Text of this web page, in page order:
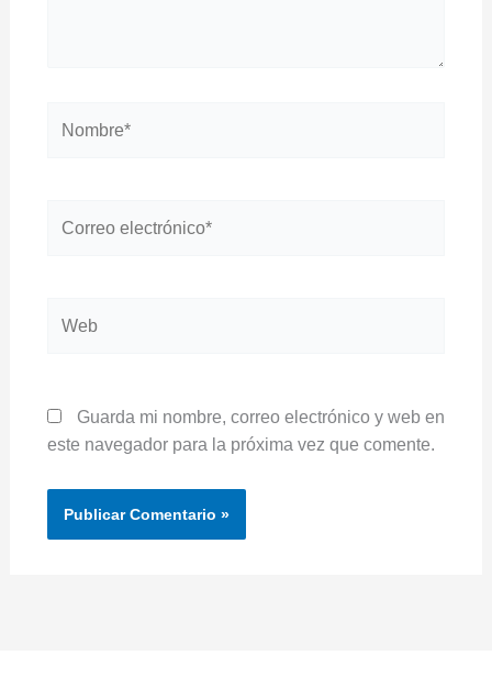
electrónico*
Guarda mi nombre, correo electrónico y web en
este navegador para la próxima vez que comente.